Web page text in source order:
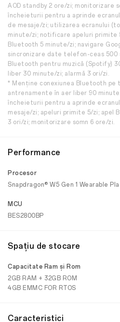
AOD standby 2 ore/zi; monitorizare
încheieturii pentru a aprinde
de mesaje/zi; utilizarea ecranului
minute/zi; notificare apeluri primite
Bluetooth 5 minute/zi; navigare
sincronizare date telefon-ceas 500
Bluetooth pentru muzică (Spotify)
liber 30 minute/zi; alarmă 3 ori/zi.
* Menține conexiunea Bluetooth pe
antrenamente în aer liber 90
încheieturii pentru a aprinde ecranul
mesaje/zi; apeluri primite 5/zi; apel
3 ori/zi; monitorizare somn 6 ore/zi.
Performance
Procesor
Snapdragon® W5 Gen 1 Wearable
MCU
BES2800BP
Spațiu de stocare
Capacitate Ram și Rom
2GB RAM + 32GB ROM
4GB EMMC FOR RTOS
Caracteristici